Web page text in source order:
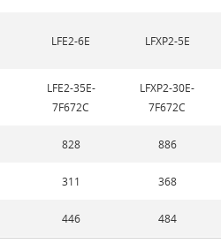
LFE2-6E LFXP2-5E
LFE2-35E-
7F672C
LFXP2-30E-
7F672C
828 886
311 368
446 484